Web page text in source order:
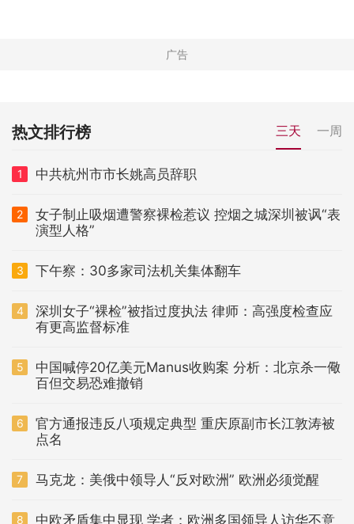
热文排行榜 三天 一周
1 中共杭州市市长姚高员辞职
2
女子制止吸烟遭警察裸检惹议 控烟之城深圳被讽“表
演型人格”
3 下午察：30多家司法机关集体翻车
4
深圳女子“裸检”被指过度执法 律师：高强度检查应
有更高监督标准
5
中国喊停20亿美元Manus收购案 分析：北京杀一儆
百但交易恐难撤销
6
官方通报违反八项规定典型 重庆原副市长江敦涛被
点名
7 马克龙：美俄中领导人“反对欧洲” 欧洲必须觉醒
8
中欧矛盾集中显现 学者：欧洲多国领导人访华不意